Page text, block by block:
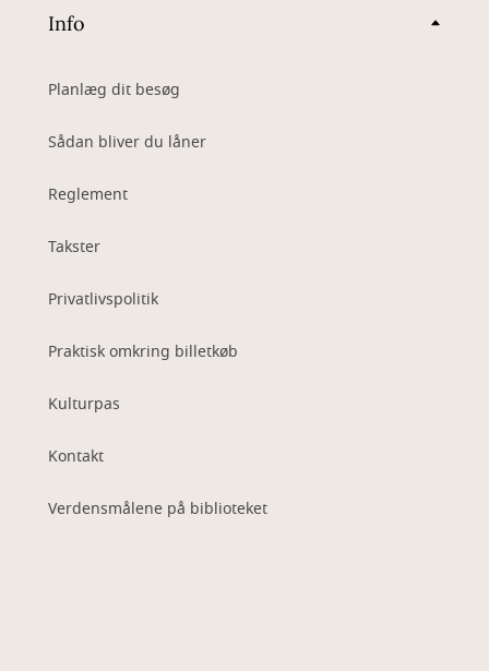
Info
Planlæg dit besøg
Sådan bliver du låner
Reglement
Takster
Privatlivspolitik
Praktisk omkring billetkøb
Kulturpas
Kontakt
Verdensmålene på biblioteket